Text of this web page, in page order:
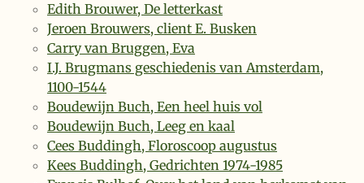
Edith Brouwer, De letterkast
Jeroen Brouwers, client E. Busken
Carry van Bruggen, Eva
I.J. Brugmans geschiedenis van Amsterdam,
1100-1544
Boudewijn Buch, Een heel huis vol
Boudewijn Buch, Leeg en kaal
Cees Buddingh, Floroscoop augustus
Kees Buddingh, Gedrichten 1974-1985